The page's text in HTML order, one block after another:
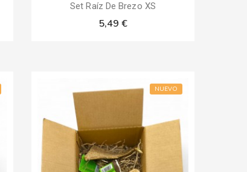
Set Raíz De Brezo XS
5,49 €
NUEVO